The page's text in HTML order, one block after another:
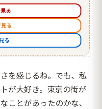
る
る
る
を感じるね。でも、私
が大好き。東京の街が
ことがあったのかな、